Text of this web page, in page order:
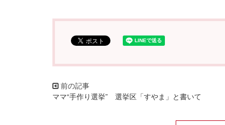
ママ“手作り選挙” 選挙区「すやま」と書いて